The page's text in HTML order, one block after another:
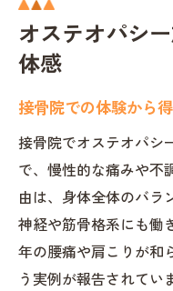
オステオパシ
体感
接骨院での体験から
接骨院でオステオパシ
で、慢性的な痛みや不
由は、身体全体のバラ
神経や筋骨格系にも働
年の腰痛や肩こりが和
う実例が報告されてい